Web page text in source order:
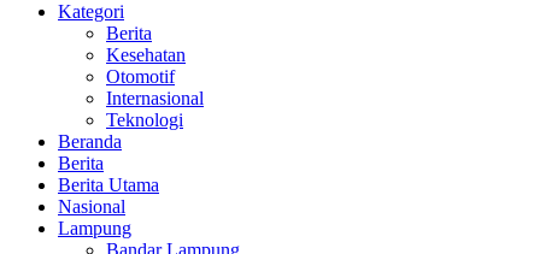
Kategori
Berita
Kesehatan
Otomotif
Internasional
Teknologi
Beranda
Berita
Berita Utama
Nasional
Lampung